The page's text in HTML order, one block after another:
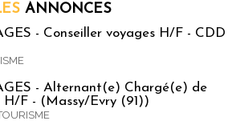
ANNONCES
- Conseiller voyages H/F - CDD
- Alternant(e) Chargé(e) de
H/F - (Massy/Evry (91))